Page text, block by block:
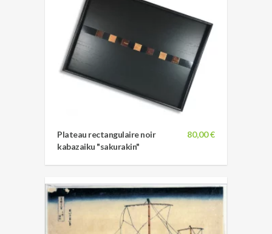
80,00 €
Plateau rectangulaire noir
kabazaiku "sakurakin"